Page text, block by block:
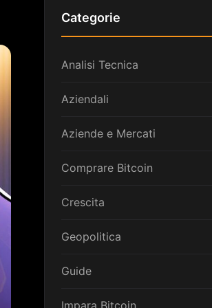
Categorie
Analisi Tecnica
Aziendali
Aziende e Mercati
Comprare Bitcoin
Crescita
Geopolitica
Guide
Impara Bitcoin